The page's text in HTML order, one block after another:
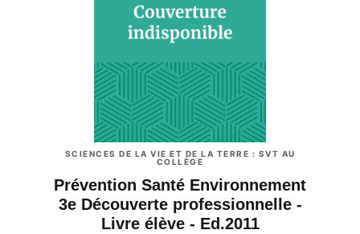
SCIENCES DE LA VIE ET DE LA TERRE : SVT AU
COLLÈGE
Prévention Santé Environnement
3e Découverte professionnelle -
Livre élève - Ed.2011